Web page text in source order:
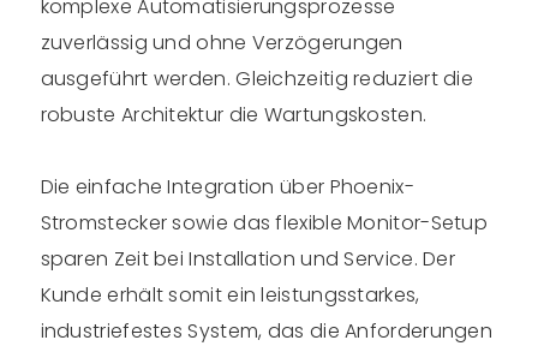
komplexe Automatisierungsprozesse
zuverlässig und ohne Verzögerungen
ausgeführt werden. Gleichzeitig reduziert die
robuste Architektur die Wartungskosten.
Die einfache Integration über Phoenix-
Stromstecker sowie das flexible Monitor-Setup
sparen Zeit bei Installation und Service. Der
Kunde erhält somit ein leistungsstarkes,
industriefestes System, das die Anforderungen